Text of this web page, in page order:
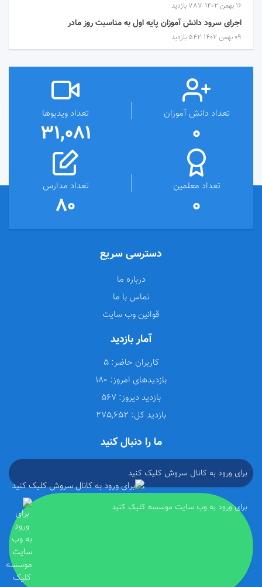
۱۶ بهمن ۱۴۰۲ 787 بازدید
اجرای سرود دانش آموزان پایه اول به مناسبت روز مادر
۰۹ بهمن ۱۴۰۲ 542 بازدید
تعداد دانش آموزان
0
تعداد ویدیوها
31,081
تعداد معلمین
0
تعداد مدارس
80
دسترسی سریع
درباره ما
تماس با ما
قوانین وب سایت
آمار بازدید
کاربران حاضر: 5
بازدیدهای امروز:
بازدید دیروز:
بازدید کل:
ما را دنبال کنید
برای ورود به کانال سروش کلیک کنید
برای ورود به وب سایت موسسه کلیک کنید